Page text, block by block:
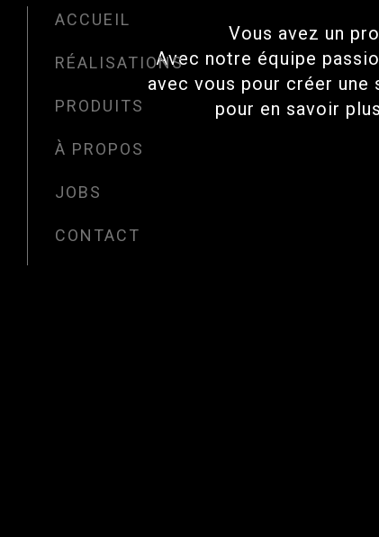
ACCUEIL
RÉALISATIONS
PRODUITS
À PROPOS
JOBS
CONTACT
Vous avez un
Avec notre équipe
avec vous pour créer
pour en savoir